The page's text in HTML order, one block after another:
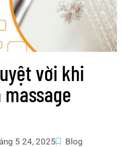
vời khi
5 24, 2025 Blog